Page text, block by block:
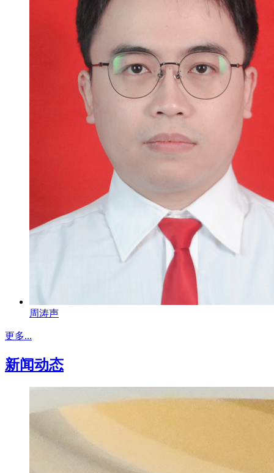
周涛声
更多...
新闻动态